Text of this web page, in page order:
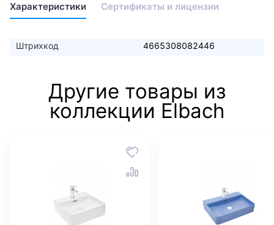
Характеристики Сертификаты и лицензии
Штрихкод 4665308082446
Другие товары из
коллекции Elbach